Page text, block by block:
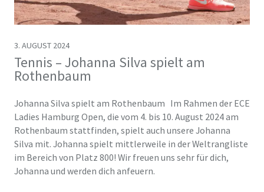
Tennis – Johanna Silva spielt am
Rothenbaum
3. AUGUST 2024
Johanna Silva spielt am Rothenbaum Im Rahmen der ECE
Ladies Hamburg Open, die vom 4. bis 10. August 2024 am
Rothenbaum stattfinden, spielt auch unsere Johanna
Silva mit. Johanna spielt mittlerweile in der Weltrangliste
im Bereich von Platz 800! Wir freuen uns sehr für dich,
Johanna und werden dich anfeuern.